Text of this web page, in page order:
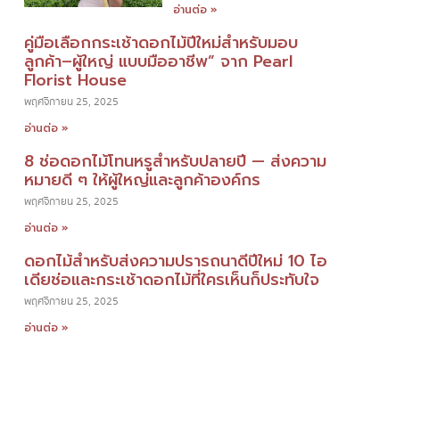
อ่านต่อ »
คู่มือเลือกกระเช้าดอกไม้ปีใหม่สำหรับมอบ
ลูกค้า–ผู้ใหญ่ แบบมืออาชีพ” จาก Pearl
Florist House
พฤศจิกายน 25, 2025
อ่านต่อ »
8 ช่อดอกไม้โทนหรูสำหรับปลายปี — ส่งความ
หมายดี ๆ ให้ผู้ใหญ่และลูกค้าองค์กร
พฤศจิกายน 25, 2025
อ่านต่อ »
ดอกไม้สำหรับส่งความปรารถนาดีปีใหม่ 10 ไอ
เดียช่อและกระเช้าดอกไม้ที่ใครเห็นก็ประทับใจ
พฤศจิกายน 25, 2025
อ่านต่อ »